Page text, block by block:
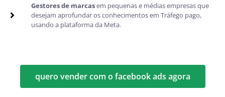
Gestores de marcasem pequenas e médias empresas que
desejam aprofundar os conhecimentos em Tráfego pago,
usando a plataforma da Meta.
quero vender com o facebook ads agora